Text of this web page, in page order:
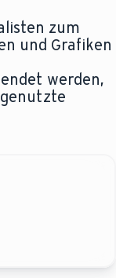
zum
und Grafiken
werden,